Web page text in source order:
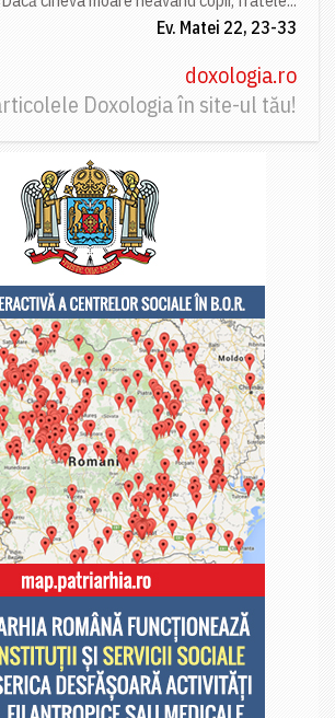
Ev. Matei 22, 23-33
doxologia.ro
Doxologia în site-ul tău!